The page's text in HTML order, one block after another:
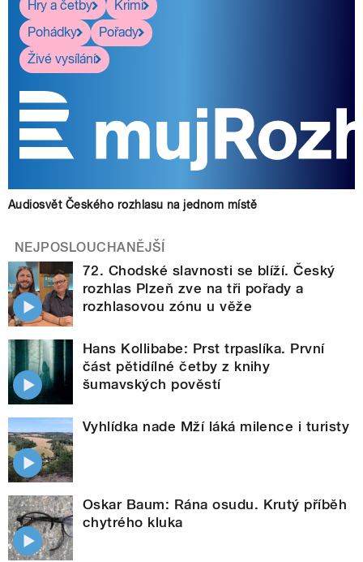
Hry a četby
Krimi
Pohádky
Pořady
Živé vysílání
Audiosvět Českého rozhlasu na jednom místě
NEJPOSLOUCHANĚJŠÍ
72. Chodské slavnosti se blíží. Český
rozhlas Plzeň zve na tři pořady a
rozhlasovou zónu u věže
Hans Kollibabe: Prst trpaslíka. První
část pětidílné četby z knihy
šumavských pověstí
Vyhlídka nade Mží láká milence i turisty
Oskar Baum: Rána osudu. Krutý příběh
chytrého kluka